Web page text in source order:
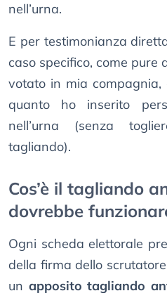
nell’urna.
E per testimonianza
caso specifico, come pure
votato in mia
quanto ho inserito
nell’urna (senza
tagliando).
Cos’è il tagliando
dovrebbe
Ogni scheda elettorale
della firma dello
un apposito tagliando